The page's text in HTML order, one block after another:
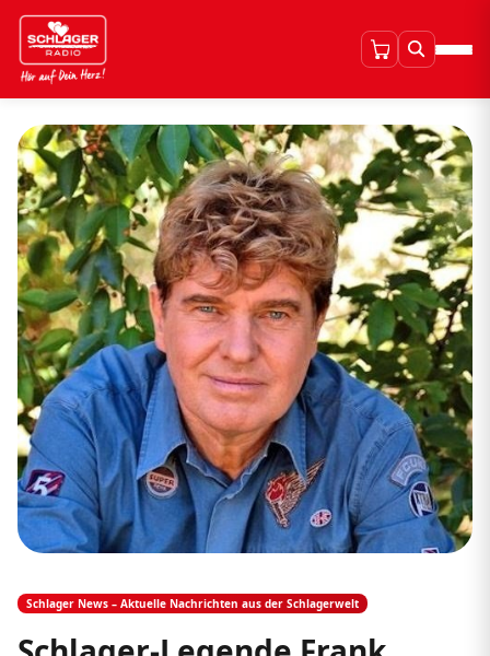
Schlager News – Aktuelle Nachrichten aus der Schlagerwelt